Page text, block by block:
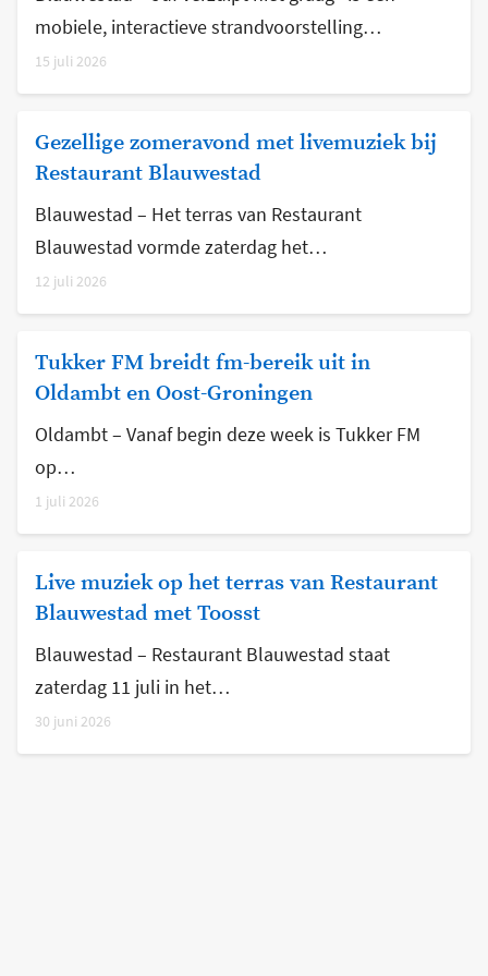
mobiele, interactieve strandvoorstelling…
15 juli 2026
Gezellige zomeravond met livemuziek bij
Restaurant Blauwestad
Blauwestad – Het terras van Restaurant
Blauwestad vormde zaterdag het…
12 juli 2026
Tukker FM breidt fm-bereik uit in
Oldambt en Oost-Groningen
Oldambt – Vanaf begin deze week is Tukker FM
op…
1 juli 2026
Live muziek op het terras van Restaurant
Blauwestad met Toosst
Blauwestad – Restaurant Blauwestad staat
zaterdag 11 juli in het…
30 juni 2026